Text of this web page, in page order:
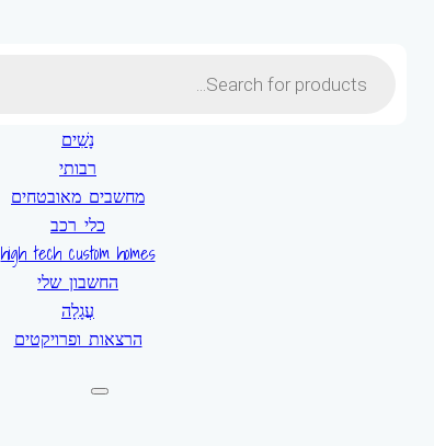
search
נָשִׁים
רבותי
מחשבים מאובטחים
כלי רכב
high tech custom homes
החשבון שלי
עֲגָלָה
הרצאות ופרויקטים